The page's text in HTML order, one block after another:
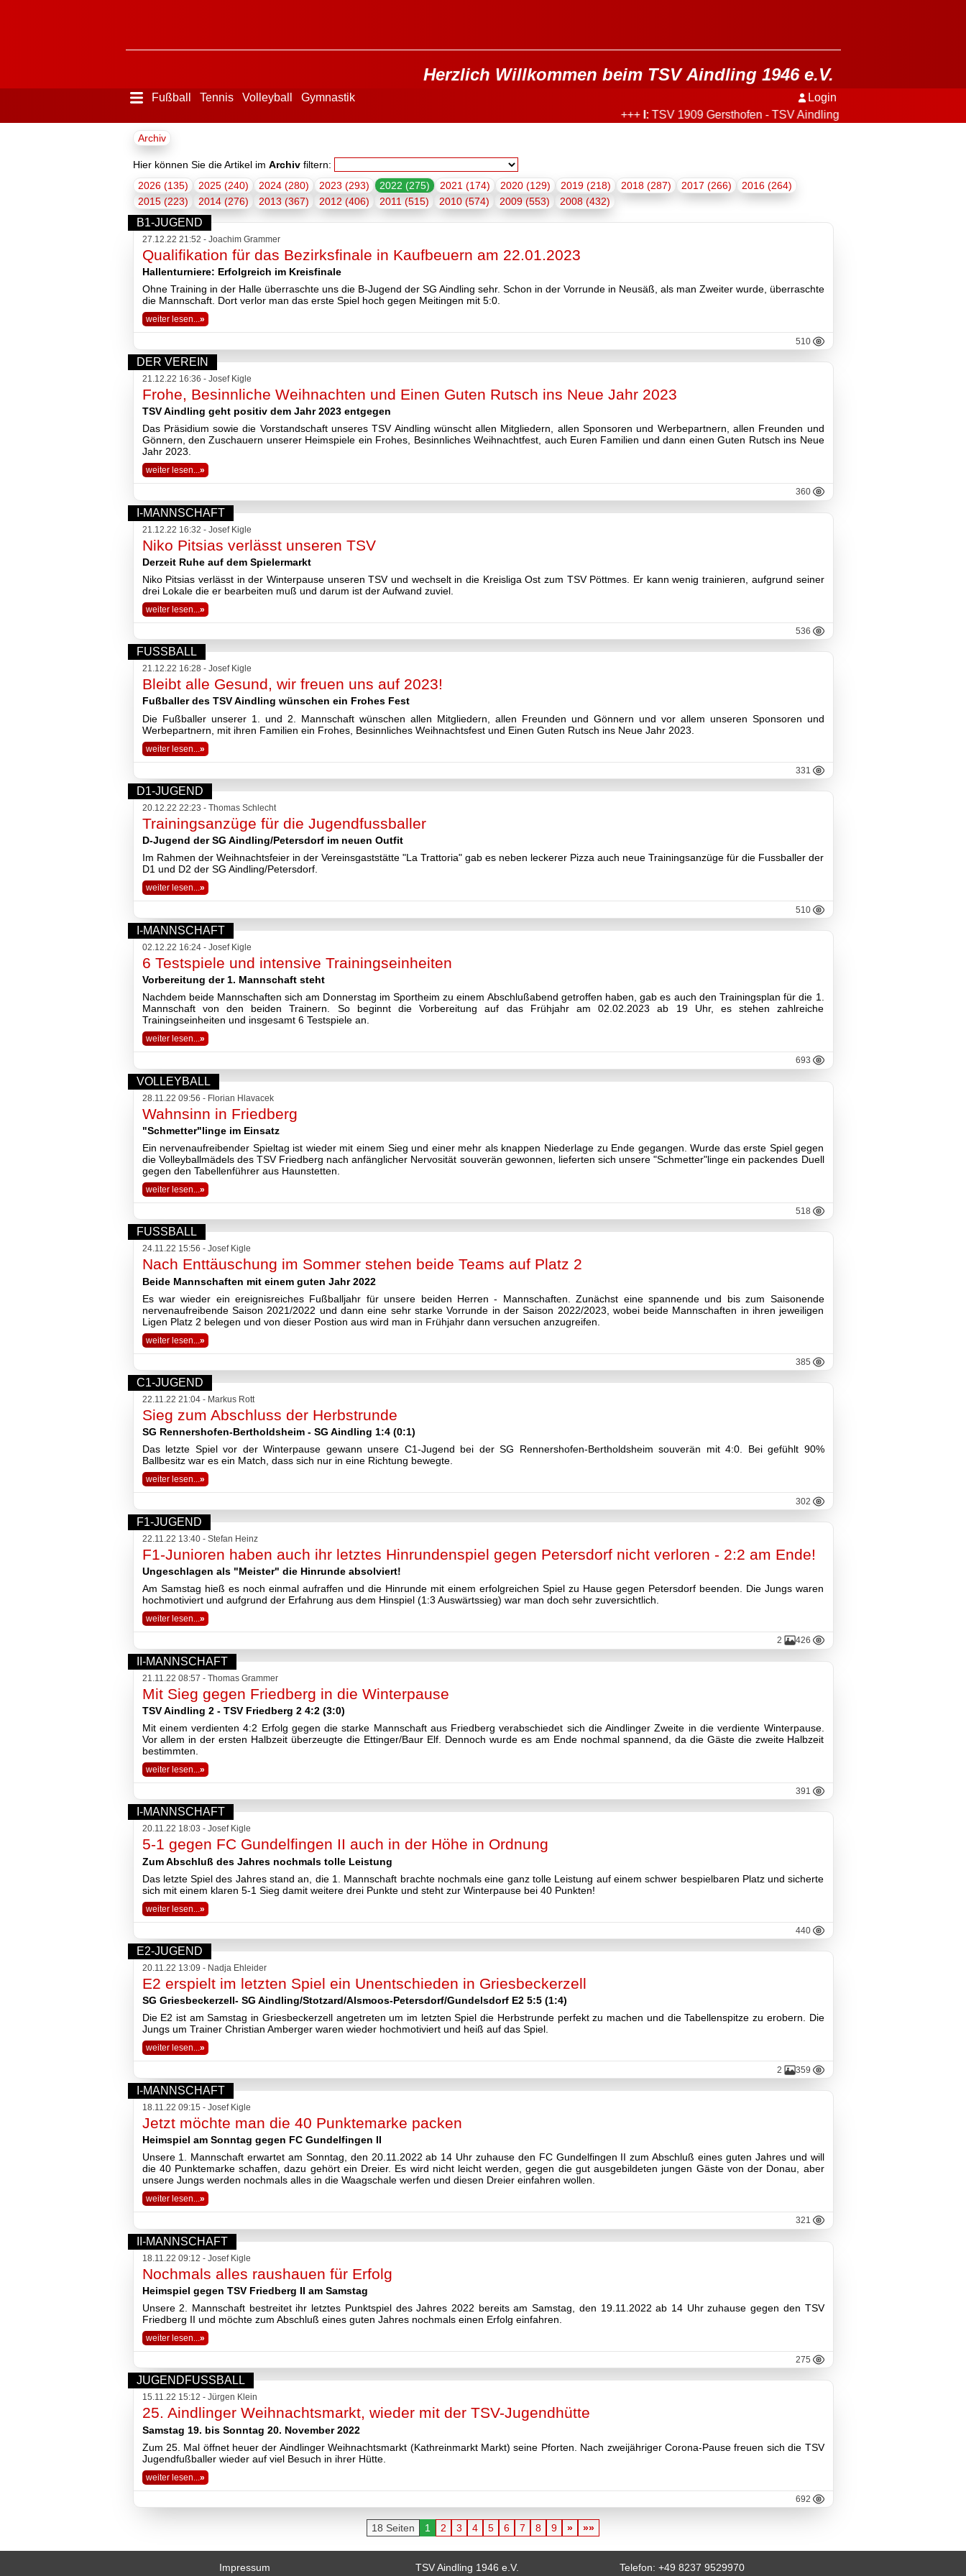
Herzlich Willkommen beim TSV Aindling 1946 e.V.
Fußball Tennis Volleyball Gymnastik
Login
: TSV 1909 Gersthofen - TSV Aindling3:2+++
Menü
ausblenden
Der
Verein
Fußball
Volleyball
Stockschützen
Gymnastik
Basketball
TSV
Gaststätte
Sponsoren
Terminkalender
Fotogalerie
Wegbeschreibung
Archiv
2026
2025
2024
2023
2022
2021
2019
2018
2017
2016
2015
2013
2011
2010
2009
2008
Impressum
Datenschutzerklärung
Haftungsausschluss
Archiv
Hier können Sie die Artikel im Archivfiltern:
2026 (135)
2025 (240) 2024 (280) 2023 (293) 2022 (275) 2021 (174) 2020 (129) 2019 (218) 2018 (287) 2017 (266)
2016 (264)
2015 (223)
2014 (276) 2013 (367) 2012 (406) 2011 (515) 2010 (574) 2009 (553) 2008 (432)
B1-JUGEND
27.12.22 21:52 - Joachim Grammer
Qualifikation für das Bezirksfinale in Kaufbeuern am 22.01.2023
Hallenturniere: Erfolgreich im Kreisfinale
Ohne Training in der Halle überraschte uns die B-Jugend der SG Aindling sehr. Schon in der Vorrunde in Neusäß, als man Zweiter wurde, überraschte
die Mannschaft. Dort verlor man das erste Spiel hoch gegen Meitingen mit 5:0.
weiter lesen...»
510
DER VEREIN
21.12.22 16:36 - Josef Kigle
Frohe, Besinnliche Weihnachten und Einen Guten Rutsch ins Neue Jahr 2023
TSV Aindling geht positiv dem Jahr 2023 entgegen
Das Präsidium sowie die Vorstandschaft unseres TSV Aindling wünscht allen Mitgliedern, allen Sponsoren und Werbepartnern, allen Freunden und
Gönnern, den Zuschauern unserer Heimspiele ein Frohes, Besinnliches Weihnachtfest, auch Euren Familien und dann einen Guten Rutsch ins Neue
Jahr 2023.
weiter lesen...»
360
I-MANNSCHAFT
21.12.22 16:32 - Josef Kigle
Niko Pitsias verlässt unseren TSV
Derzeit Ruhe auf dem Spielermarkt
Niko Pitsias verlässt in der Winterpause unseren TSV und wechselt in die Kreisliga Ost zum TSV Pöttmes. Er kann wenig trainieren, aufgrund seiner
drei Lokale die er bearbeiten muß und darum ist der Aufwand zuviel.
weiter lesen...»
536
FUSSBALL
21.12.22 16:28 - Josef Kigle
Bleibt alle Gesund, wir freuen uns auf 2023!
Fußballer des TSV Aindling wünschen ein Frohes Fest
Die Fußballer unserer 1. und 2. Mannschaft wünschen allen Mitgliedern, allen Freunden und Gönnern und vor allem unseren Sponsoren und
Werbepartnern, mit ihren Familien ein Frohes, Besinnliches Weihnachtsfest und Einen Guten Rutsch ins Neue Jahr 2023.
weiter lesen... »
331
D1-JUGEND
20.12.22 22:23 - Thomas Schlecht
Trainingsanzüge für die Jugendfussballer
D-Jugend der SG Aindling/Petersdorf im neuen Outfit
Im Rahmen der Weihnachtsfeier in der Vereinsgaststätte "La Trattoria" gab es neben leckerer Pizza auch neue Trainingsanzüge für die Fussballer der
D1 und D2 der SG Aindling/Petersdorf.
weiter lesen...»
510
I-MANNSCHAFT
02.12.22 16:24 - Josef Kigle
6 Testspiele und intensive Trainingseinheiten
Vorbereitung der 1. Mannschaft steht
Nachdem beide Mannschaften sich am Donnerstag im Sportheim zu einem Abschlußabend getroffen haben, gab es auch den Trainingsplan für die 1.
Mannschaft von den beiden Trainern. So beginnt die Vorbereitung auf das Frühjahr am 02.02.2023 ab 19 Uhr, es stehen zahlreiche
Trainingseinheiten und insgesamt 6 Testspiele an.
weiter lesen...»
693
VOLLEYBALL
28.11.22 09:56 - Florian Hlavacek
Wahnsinn in Friedberg
"Schmetter"linge im Einsatz
Ein nervenaufreibender Spieltag ist wieder mit einem Sieg und einer mehr als knappen Niederlage zu Ende gegangen. Wurde das erste Spiel gegen
die Volleyballmädels des TSV Friedberg nach anfänglicher Nervosität souverän gewonnen, lieferten sich unsere "Schmetter"linge ein packendes Duell
gegen den Tabellenführer aus Haunstetten.
weiter lesen...»
518
FUSSBALL
24.11.22 15:56 - Josef Kigle
Nach Enttäuschung im Sommer stehen beide Teams auf Platz 2
Beide Mannschaften mit einem guten Jahr 2022
Es war wieder ein ereignisreiches Fußballjahr für unsere beiden Herren - Mannschaften. Zunächst eine spannende und bis zum Saisonende
nervenaufreibende Saison 2021/2022 und dann eine sehr starke Vorrunde in der Saison 2022/2023, wobei beide Mannschaften in ihren jeweiligen
Ligen Platz 2 belegen und von dieser Postion aus wird man in Frühjahr dann versuchen anzugreifen.
weiter lesen... »
385
C1-JUGEND
22.11.22 21:04 - Markus Rott
Sieg zum Abschluss der Herbstrunde
SG Rennershofen-Bertholdsheim - SG Aindling 1:4 (0:1)
Das letzte Spiel vor der Winterpause gewann unsere C1-Jugend bei der SG Rennershofen-Bertholdsheim souverän mit 4:0. Bei gefühlt 90%
Ballbesitz war es ein Match, dass sich nur in eine Richtung bewegte.
weiter lesen...»
302
F1-JUGEND
22.11.22 13:40 - Stefan Heinz
F1-Junioren haben auch ihr letztes Hinrundenspiel gegen Petersdorf nicht verloren - 2:2 am Ende!
Ungeschlagen als "Meister" die Hinrunde absolviert!
Am Samstag hieß es noch einmal aufraffen und die Hinrunde mit einem erfolgreichen Spiel zu Hause gegen Petersdorf beenden. Die Jungs waren
hochmotiviert und aufgrund der Erfahrung aus dem Hinspiel (1:3 Auswärtssieg) war man doch sehr zuversichtlich.
weiter lesen...»
2 426
II-MANNSCHAFT
21.11.22 08:57 - Thomas Grammer
Mit Sieg gegen Friedberg in die Winterpause
TSV Aindling 2 - TSV Friedberg 2 4:2 (3:0)
Mit einem verdienten 4:2 Erfolg gegen die starke Mannschaft aus Friedberg verabschiedet sich die Aindlinger Zweite in die verdiente Winterpause.
Vor allem in der ersten Halbzeit überzeugte die Ettinger/Baur Elf. Dennoch wurde es am Ende nochmal spannend, da die Gäste die zweite Halbzeit
bestimmten.
weiter lesen...»
391
I-MANNSCHAFT
20.11.22 18:03 - Josef Kigle
5-1 gegen FC Gundelfingen II auch in der Höhe in Ordnung
Zum Abschluß des Jahres nochmals tolle Leistung
Das letzte Spiel des Jahres stand an, die 1. Mannschaft brachte nochmals eine ganz tolle Leistung auf einem schwer bespielbaren Platz und sicherte
sich mit einem klaren 5-1 Sieg damit weitere drei Punkte und steht zur Winterpause bei 40 Punkten!
weiter lesen... »
440
E2-JUGEND
20.11.22 13:09 - Nadja Ehleider
E2 erspielt im letzten Spiel ein Unentschieden in Griesbeckerzell
SG Griesbeckerzell- SG Aindling/Stotzard/Alsmoos-Petersdorf/Gundelsdorf E2 5:5 (1:4)
Die E2 ist am Samstag in Griesbeckerzell angetreten um im letzten Spiel die Herbstrunde perfekt zu machen und die Tabellenspitze zu erobern. Die
Jungs um Trainer Christian Amberger waren wieder hochmotiviert und heiß auf das Spiel.
weiter lesen...»
2 359
I-MANNSCHAFT
18.11.22 09:15 - Josef Kigle
Jetzt möchte man die 40 Punktemarke packen
Heimspiel am Sonntag gegen FC Gundelfingen II
Unsere 1. Mannschaft erwartet am Sonntag, den 20.11.2022 ab 14 Uhr zuhause den FC Gundelfingen II zum Abschluß eines guten Jahres und will
die 40 Punktemarke schaffen, dazu gehört ein Dreier. Es wird nicht leicht werden, gegen die gut ausgebildeten jungen Gäste von der Donau, aber
unsere Jungs werden nochmals alles in die Waagschale werfen und diesen Dreier einfahren wollen.
weiter lesen...»
321
II-MANNSCHAFT
18.11.22 09:12 - Josef Kigle
Nochmals alles raushauen für Erfolg
Heimspiel gegen TSV Friedberg II am Samstag
Unsere 2. Mannschaft bestreitet ihr letztes Punktspiel des Jahres 2022 bereits am Samstag, den 19.11.2022 ab 14 Uhr zuhause gegen den TSV
Friedberg II und möchte zum Abschluß eines guten Jahres nochmals einen Erfolg einfahren.
weiter lesen...»
275
JUGENDFUSSBALL
15.11.22 15:12 - Jürgen Klein
25. Aindlinger Weihnachtsmarkt, wieder mit der TSV-Jugendhütte
Samstag 19. bis Sonntag 20. November 2022
Zum 25. Mal öffnet heuer der Aindlinger Weihnachtsmarkt (Kathreinmarkt Markt) seine Pforten. Nach zweijähriger Corona-Pause freuen sich die TSV
Jugendfußballer wieder auf viel Besuch in ihrer Hütte.
weiter lesen... »
692
18 Seiten 1 2 3 4 5 6 7 8 9 » »»
Impressum TSV Aindling 1946 e.V. Telefon: +49 8237 9529970